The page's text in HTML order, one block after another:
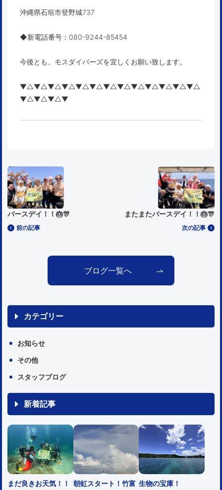
沖縄県石垣市登野城737
◆新電話番号 ：080-9244-85454
今後とも、モスダイバーズを宜しくお願い致します。
▼△▼△▼△▼△▼△▼△▼△▼△▼△▼△▼△▼△▼△
▼△▼△▼△▼
前の記事
バースデイ！！🎂🎊
次の記事
またまたバースデイ！！🎂🎊
ブログ一覧へ
カテゴリー
お知らせ
その他
スタッフブログ
新着記事
まだ良きお天気！！ 朝虹スタート！竹富 生物の宝庫！